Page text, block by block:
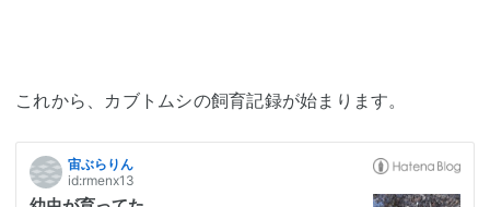
これから、カブトムシの飼育記録が始まります。